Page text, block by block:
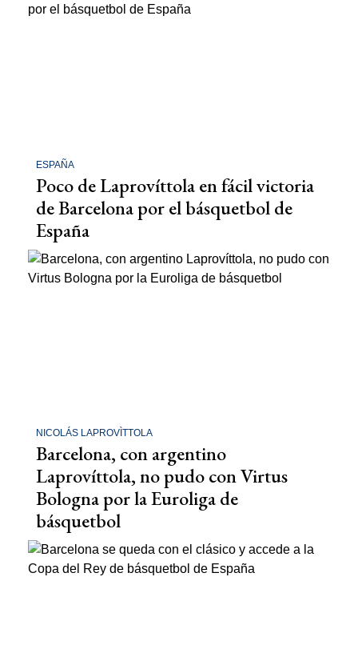
ESPAÑA
Poco de Laprovíttola en fácil victoria
de Barcelona por el básquetbol de
España
NICOLÁS LAPROVÌTTOLA
Barcelona, con argentino
Laprovíttola, no pudo con Virtus
Bologna por la Euroliga de
básquetbol